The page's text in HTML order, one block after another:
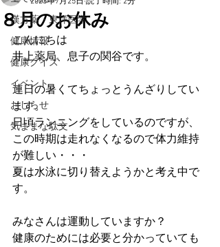
漢方薬・東洋医学
健康情報
健康クイズ
イベント
おしらせ
気ままな駄文
８月のお休み
こんにちは
井上薬局、息子の関谷です。
連日の暑くてちょっとうんざりしてい
ます。
日頃ランニングをしているのですが、
この時期は走れなくなるので体力維持
が難しい・・・
夏は水泳に切り替えようかと考え中で
す。
みなさんは運動していますか？
健康のためには必要と分かっていても